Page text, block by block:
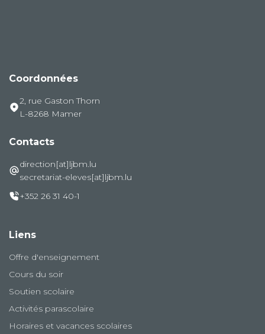
Coordonnées
2, rue Gaston Thorn
L-8268 Mamer
Contacts
direction[at]ljbm.lu
secretariat-eleves[at]ljbm.lu
+352 26 31 40-1
Liens
Offre d'enseignement
Cours du soir
Soutien scolaire
Activités parascolaire
Horaires et vacances scolaires